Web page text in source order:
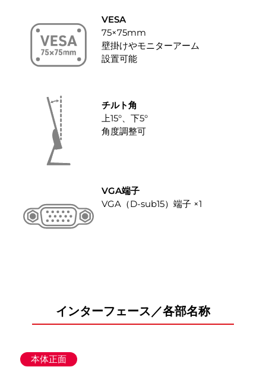
VESA
75×75mm
壁掛けやモニターアーム
設置可能
チルト角
上15°、下5°
角度調整可
VGA端子
VGA（D-sub15）端子 ×1
インターフェース／各部名称
本体正面